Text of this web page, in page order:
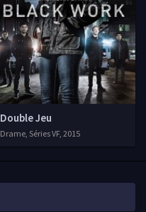
Double Jeu
Drame, Séries VF, 2015